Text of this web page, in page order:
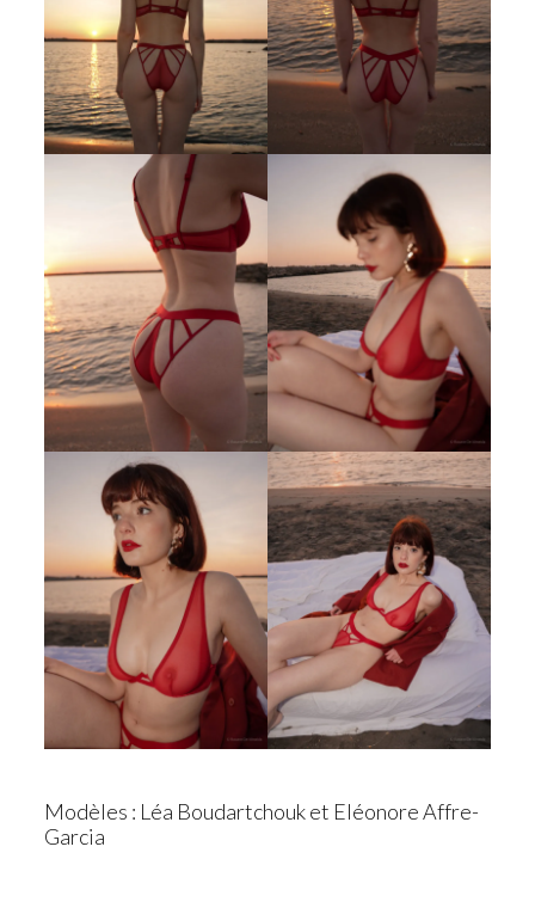
Modèles : Léa Boudartchouk et Eléonore Affre-
Garcia